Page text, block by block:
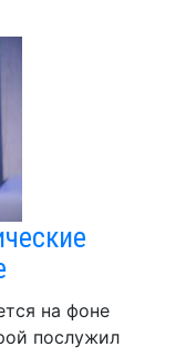
на фоне
послужил